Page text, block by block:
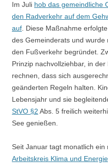
Im Juli hob das gemeindliche
den Radverkehr auf dem
auf. Diese Maßnahme
des Gemeinderats und
den Fußverkehr begründet.
Prinzip nachvollziehbar, in
rechnen, dass sich
geänderten Regeln halten.
Lebensjahr und sie
StVO §2 Abs. 5 freilich
See genießen.
Seit Januar tagt monatlich
Arbeitskreis Klima und Energie